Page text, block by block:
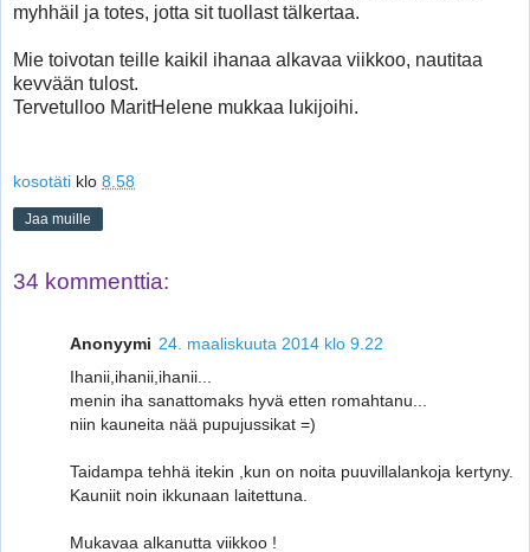
myhhäil ja totes, jotta sit tuollast tälkertaa.
Mie toivotan teille kaikil ihanaa alkavaa viikkoo, nautitaa
kevvään tulost.
Tervetulloo MaritHelene mukkaa lukijoihi.
kosotäti klo 8.58
Jaa muille
34 kommenttia:
Anonyymi 24. maaliskuuta 2014 klo 9.22
Ihanii,ihanii,ihanii...
menin iha sanattomaks hyvä etten romahtanu...
niin kauneita nää pupujussikat =)
Taidampa tehhä itekin ,kun on noita puuvillalankoja kertyny.
Kauniit noin ikkunaan laitettuna.
Mukavaa alkanutta viikkoo !